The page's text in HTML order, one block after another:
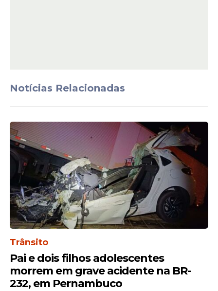
Seleção da Petrobras para
inscrições encerradas na
quarta (3)
Oportunidade
Embraer abre seleção com
200 vagas para estágio;
veja como se inscrever
Veja Também
Notícias Relacionadas
Trânsito
Pai e dois filhos adolescentes
morrem em grave acidente na BR-
232, em Pernambuco